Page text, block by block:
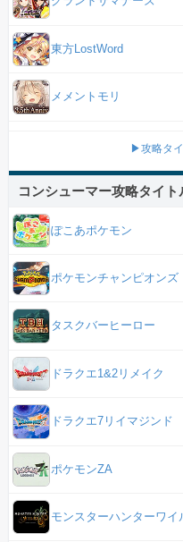
東方LostWord
メメントモリ
▶攻略タ
コンシューマー攻略タイト
ぽこあポケモン
ポケモンチャンピオンズ
タスクバーヒーロー
ドラクエ1&2リメイク
ドラクエ7リイマジンド
ポケモンZA
モンスターハンターワイ